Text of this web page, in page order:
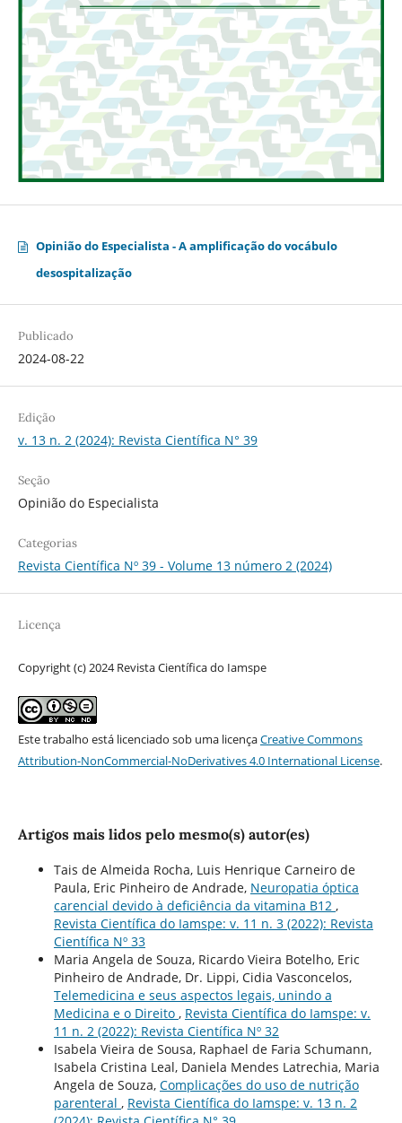
Opinião do Especialista - A amplificação do vocábulo
desospitalização
Publicado
2024-08-22
Edição
v. 13 n. 2 (2024): Revista Científica N° 39
Seção
Opinião do Especialista
Categorias
Revista Científica Nº 39 - Volume 13 número 2 (2024)
Licença
Copyright (c) 2024 Revista Científica do Iamspe
Este trabalho está licenciado sob uma licençaCreative Commons
Attribution-NonCommercial-NoDerivatives 4.0 International License.
Artigos mais lidos pelo mesmo(s) autor(es)
Tais de Almeida Rocha, Luis Henrique Carneiro de
Paula, Eric Pinheiro de Andrade, Neuropatia óptica
carencial devido à deficiência da vitamina B12 ,
Revista Científica do Iamspe: v. 11 n. 3 (2022): Revista
Científica Nº 33
Maria Angela de Souza, Ricardo Vieira Botelho, Eric
Pinheiro de Andrade, Dr. Lippi, Cidia Vasconcelos,
Telemedicina e seus aspectos legais, unindo a
Medicina e o Direito , Revista Científica do Iamspe: v.
11 n. 2 (2022): Revista Científica Nº 32
Isabela Vieira de Sousa, Raphael de Faria Schumann,
Isabela Cristina Leal, Daniela Mendes Latrechia, Maria
Angela de Souza, Complicações do uso de nutrição
parenteral , Revista Científica do Iamspe: v. 13 n. 2